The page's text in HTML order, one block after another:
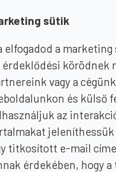
sütik
elfogadod a
érdeklődési körödnek
vagy a
és külső
az
titkosított e-mail
érdekében, hogy